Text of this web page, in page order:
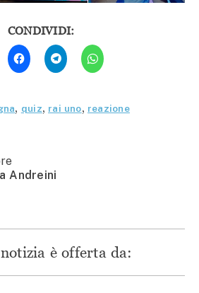
CONDIVIDI:
Fai
clic
per
condividere
(Si
apre
Fai
clic
per
condividere
(Si
apre
Fai
clic
per
(Si
apre
, quiz, rai uno, reazione
Andreini
è offerta da: